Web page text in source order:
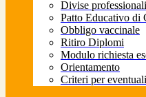
Divise professionali
Patto Educativo di
Obbligo vaccinale
Ritiro Diplomi
Modulo richiesta
Orientamento
Criteri per